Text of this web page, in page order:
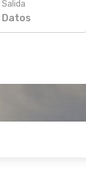
Salida
Datos